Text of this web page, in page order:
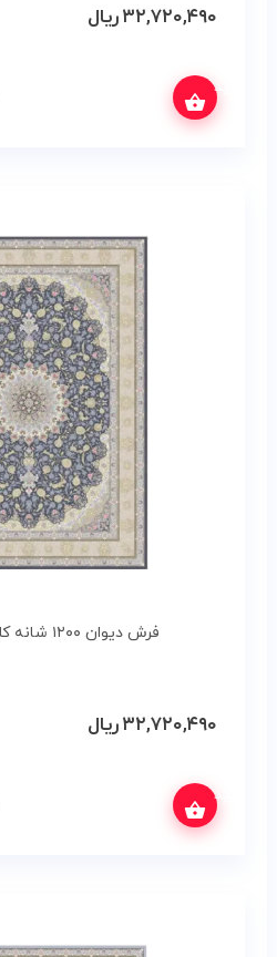
۳۲,۷۲۰,۴۹۰ریال
بگیرید
فرش دیوان ۱۲۰۰ شانه کلکسیون آریستا
۳۲,۷۲۰,۴۹۰ریال
بگیرید